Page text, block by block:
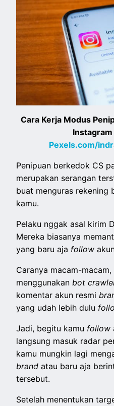
Cara Kerja Modus
Pexels.com/
Penipuan berkedok CS
merupakan serangan
buat menguras rekening
kamu.
Pelaku nggak asal kirim
Mereka biasanya
yang baru aja follow
Caranya macam-
menggunakan bot
komentar akun resmi
yang udah lebih dulu
Jadi, begitu kamu follow
langsung masuk radar
kamu mungkin lagi
brand atau baru aja
tersebut.
Setelah menentukan